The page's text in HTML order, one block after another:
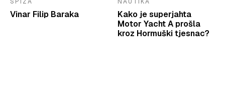
Vinar Filip Baraka
Kako je superjahta
Motor Yacht A prošla
kroz Hormuški tjesnac?